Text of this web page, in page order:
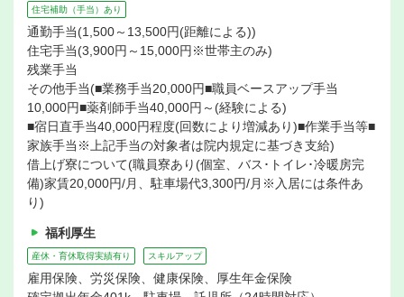
住宅補助（手当）あり
通勤手当(1,500～13,500円(距離による))
住宅手当(3,900円～15,000円※世帯主のみ)
残業手当
その他手当(■業務手当20,000円■職員ベースアップ手当
10,000円■薬剤師手当40,000円～(経験による)
■宿日直手当40,000円程度(回数により増減あり)■作業手当等■
家族手当※上記手当の対象者は院内規定に基づき支給)
借上げ寮について(職員寮あり(個室、バス･トイレ･冷暖房完
備)家賃20,000円/月、駐車場代3,300円/月※入居には条件あ
り)
福利厚生
産休・育休取得実績有り スキルアップ
雇用保険、労災保険、健康保険、厚生年金保険